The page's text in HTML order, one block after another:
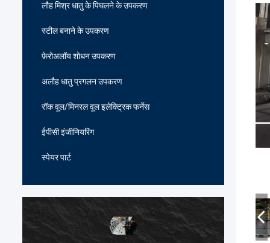
लौह मिश्र धातु के पिघलने के उपकरण
स्टील बनाने के उपकरण
फ़ेरोअलॉय शोधन उपकरण
अलौह धातु प्रगलन उपकरण
रॉक वूल/मिनरल वूल इलेक्ट्रिक फर्नेस
ईपीसी इंजीनियरिंग
स्पेयर पार्ट